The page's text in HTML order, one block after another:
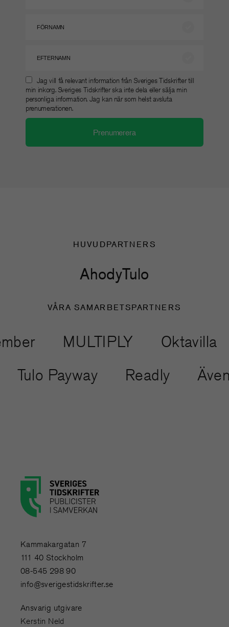
Jag vill få relevant information från Sveriges Tidskrifter till
min inkorg. Sveriges Tidskrifter ska inte dela eller sälja min
personliga information. Jag kan när som helst avsluta
prenumerationen.
HUVUDPARTNERS
AhodyTulo
VÅRA SAMARBETSPARTNERS
MULTIPLY Oktavilla
Readly
Tulo Payway
Kammakargatan 7
111 40 Stockholm
08-545 298 90
info@sverigestidskrifter.se
Ansvarig utgivare
Kerstin Neld